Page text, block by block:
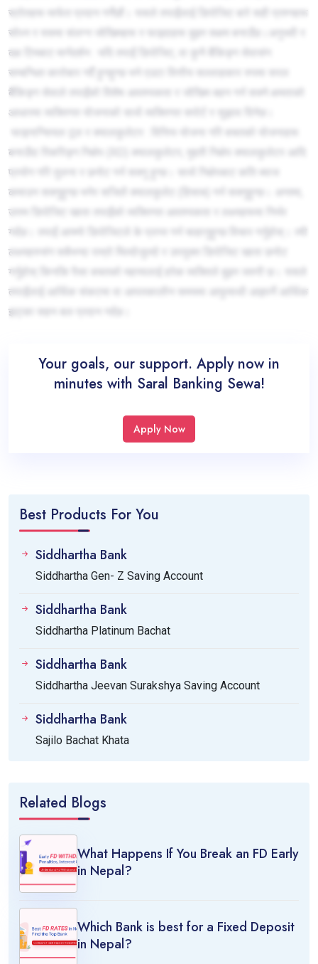
स्रोतहरू मार्फत प्रदान गर्नेछौं। यसले तपाईंलाई डिपोजिट बारे सही प्रश्नहरू
सोध्न र यसमा संलग्न जोखिमहरू र फाइदाहरू बुझ्न सक्षम बनाउँछ।अनुभवी र
दक्ष टिमबाट मार्गदर्शन : यदि तपाईं डिपोजिट, वा कुनै बैंकिङ्ग सेवासंग
सम्बन्धित कारोबार गर्दै हुनहुन्छ भने एउटा वित्तीय सल्लाहकार रुपमा सरल
बैंकिङ्ग सेवाले तपाईंको विशेष आवश्यकता र जोखिम बहन गर्न सक्ने क्षमताको
आधारमा व्यक्तिगत योजनाको साथै व्यक्तिगत सपोर्ट र सुझाव दिनेछ।
बनाउँदा रिकरिङ्ग निक्षेप (RD) क्यालकुलेटर, मुद्दती निक्षेप क्यालकुलेटर आदि
प्रयोग गरि तुलना र छनोट गर्न सक्नु हुन्छ। साथै निक्षेपबाट कति ब्याज
कमाउन सक्नुहुन्छ भनेर सजिलै क्यालकुलेट (हिसाब) गर्न सक्नुहुन्छ। अन्तमा,
उत्तम डिपोजिट खाता तपाईंको व्यक्तिगत आवश्यकता र लक्ष्यहरूमा निर्भर
गर्दछ। तपाईं आफ्नो डिपोजिटले के प्राप्त गर्न चाहानुहुन्छ विचार गर्नुहोस्। त्यी
लक्ष्यहरुसंग सबैभन्दा राम्रो मिल्दोजुल्दो र उपयुक्त डिपोजिट खाता छनोट
गर्नुहोस् किनकि पैसा बचतको महत्त्वलाई हरेक व्यक्तिले बुझ्न जरुरी छ। यसले
तपाईंलाई आर्थिक संकटमा वा आपतकालीन समयमा आफुमाथी आइपर्ने आर्थिक
झट्का सहन बल प्रदान गर्दछ।
Your goals, our support. Apply now in
minutes with Saral Banking Sewa!
Apply Now
Best Products For You
Siddhartha Bank
Siddhartha Gen- Z Saving Account
Siddhartha Bank
Siddhartha Platinum Bachat
Siddhartha Bank
Siddhartha Jeevan Surakshya Saving Account
Siddhartha Bank
Sajilo Bachat Khata
Related Blogs
What Happens If You Break an FD Early
in Nepal?
Which Bank is best for a Fixed Deposit
in Nepal?